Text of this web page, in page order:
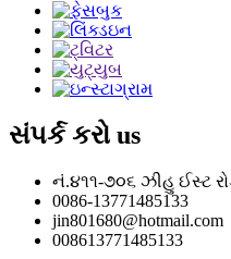
સંપર્ક કરો us
નં.૪૧૧-૭૦૬ ઝીહુ ઈસ્ટ
0086-13771485133
jin801680@hotmail.com
008613771485133